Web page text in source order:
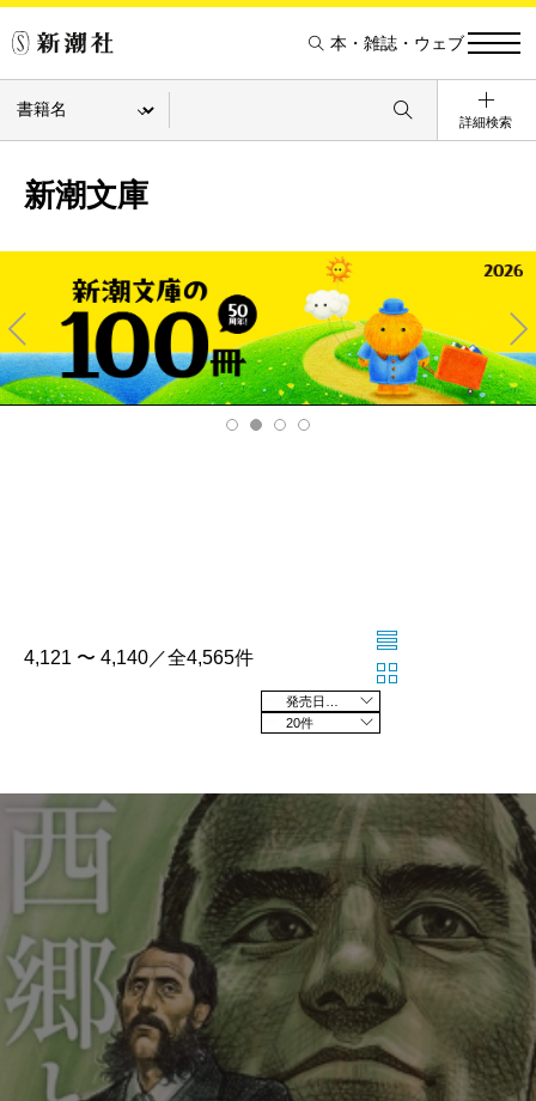
本・雑誌・ウェブ
詳細検索
新潮文庫
Pre
v
Ne
xt
4,121 〜 4,140／全4,565件
20件